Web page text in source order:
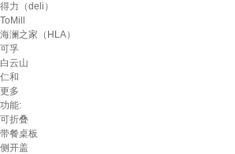
得力（deli）
ToMill
海澜之家（HLA）
可孚
白云山
仁和
更多
功能:
可折叠
带餐桌板
侧开盖